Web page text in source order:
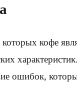
кофе
ошибок,